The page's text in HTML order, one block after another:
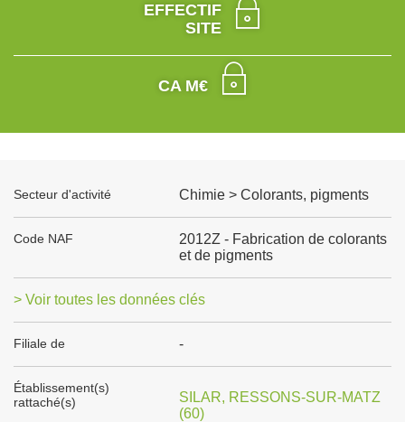
EFFECTIF
SITE
CA M€
Secteur d'activité Chimie > Colorants, pigments
Code NAF
2012Z - Fabrication de colorants
et de pigments
> Voir toutes les données clés
Filiale de -
Établissement(s)
rattaché(s)
SILAR, RESSONS-SUR-MATZ
(60)